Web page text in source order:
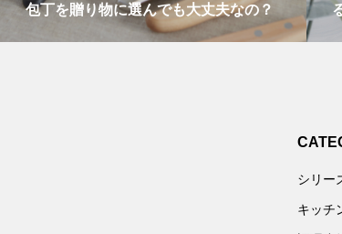
包丁を贈り物に選んでも大丈夫なの？
シリー
キッチ